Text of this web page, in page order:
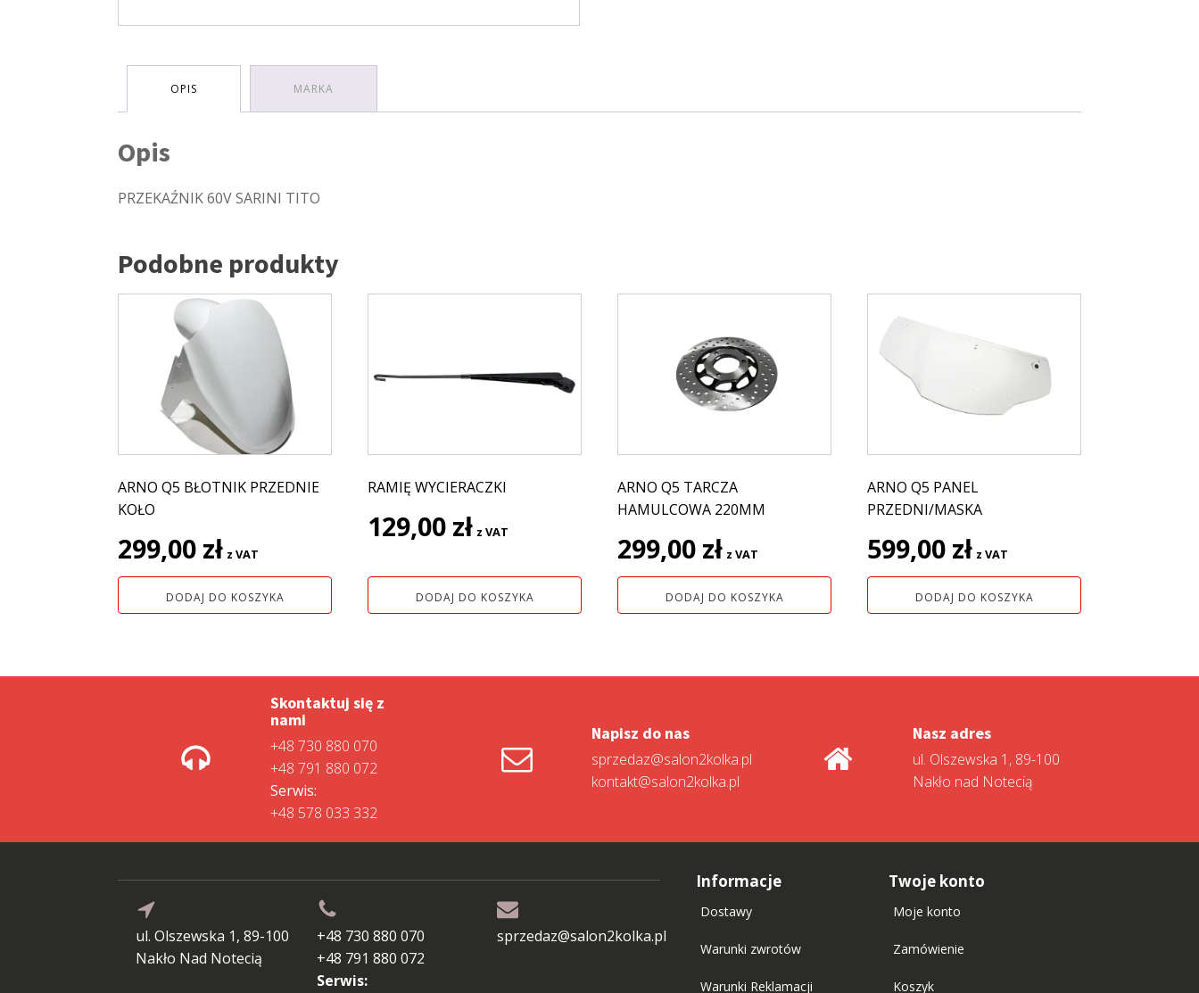
OPIS MARKA
Opis
PRZEKAŹNIK 60V SARINI TITO
Podobne produkty
ARNO Q5 BŁOTNIK PRZEDNIE
KOŁO
299,00 zł z VAT
DODAJ DO KOSZYKA
RAMIĘ WYCIERACZKI
129,00 zł z VAT
DODAJ DO KOSZYKA
ARNO Q5 TARCZA
HAMULCOWA 220MM
299,00 zł z VAT
DODAJ DO KOSZYKA
ARNO Q5 PANEL
PRZEDNI/MASKA
599,00 zł z VAT
DODAJ DO KOSZYKA
Skontaktuj się z
nami
+48 730 880 070
+48 791 880 072
Serwis:
+48 578 033 332
Napisz do nas
sprzedaz@salon2kolka.pl
kontakt@salon2kolka.pl
Nasz adres
ul. Olszewska 1, 89-100
Nakło nad Notecią
ul. Olszewska 1, 89-100
Nakło Nad Notecią
+48 730 880 070
+48 791 880 072
Serwis:
sprzedaz@salon2kolka.pl
Informacje
Dostawy
Warunki zwrotów
Warunki Reklamacji
Twoje konto
Moje konto
Zamówienie
Koszyk